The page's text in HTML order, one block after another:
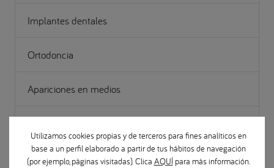
Implantes dentales
Ortodoncia
Apariciones en medios
Estética y restauración dental
Utilizamos cookies propias y de terceros para fines analíticos en
base a un perfil elaborado a partir de tus hábitos de navegación
(por ejemplo, páginas visitadas). Clica AQUÍpara más información.